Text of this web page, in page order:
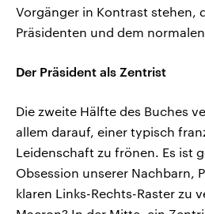
Vorgänger in Kontrast stehen,
Präsidenten und dem
Der Präsident als Zentrist
Die zweite Hälfte des Buches
allem darauf, einer typisch
Leidenschaft zu frönen. Es ist
Obsession unserer Nachbarn,
klaren Links-Rechts-Raster zu